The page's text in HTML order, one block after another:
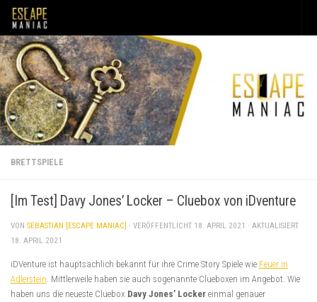
Unter dem Inhalt
BRETTSPIELE
[Im Test] Davy Jones’ Locker – Cluebox von iDventure
VON SEBASTIAN [ESCAPE MANIAC] · VERÖFFENTLICHT 18. APRIL 2021 · AKTUALISIERT
18. APRIL 2021
iDVenture ist hauptsächlich bekannt für ihre Crime Story Spiele wie Feuer in
Adlerstein . Mittlerweile haben sie auch sogenannte Clueboxen im Angebot. Wie
haben uns die neueste Cluebox Davy Jones’ Locker einmal genauer